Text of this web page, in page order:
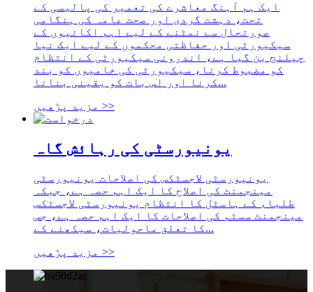
ایک ہم آہنگ معاشرے کی تعمیر کی پالیسی کے
تحت، دہشت گردی اور صحت عامہ کی ہنگامی
صورتحال سے نمٹنے کے لیے اہم اکائیوں کے
سیکیورٹی اور حفاظتی محکموں کے لیے ایک نیا
چیلنج بن گیا ہے، اندرونی سیکیورٹی کے انتظام
کو مضبوط کرنا، سیکیورٹی کی خامیوں کو بند
کرنا اور اس بات کو یقینی بنانا...
مزید پڑھیں >>
یونیورسٹی کی رہائش گاہ
یونیورسٹی لاجسٹکس کی اصلاحات یونیورسٹی
مینجمنٹ کی اصلاح کا ایک اہم حصہ ہے، جبکہ
طلباء کے ہاسٹل کا انتظام یونیورسٹی لاجسٹکس
مینجمنٹ سسٹم کی اصلاحات کا ایک اہم حصہ ہے، جس
کا تعلق ماحولیات، سیکھنے کے...
مزید پڑھیں >>